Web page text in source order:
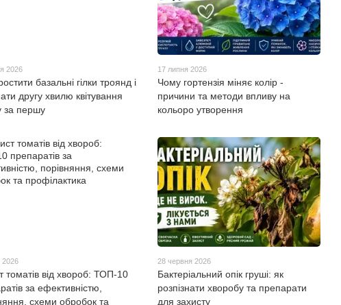
2026
базальні гілки троянд і
другу хвилю квітування
за першу
17 липня 2026
Чому гортензія міняє колір -
причини та методи впливу на
кольоро утворення
2026
томатів від хвороб: ТОП-10
за ефективністю,
схеми обробок та
28 червня 2026
Бактеріальний опік груші: як
розпізнати хворобу та препарати
для захисту